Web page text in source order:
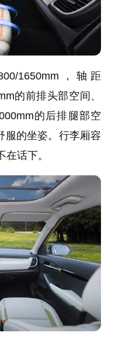
1650mm，轴距
的前排头部空间、
的后排腿部空
服的坐姿。行李厢容
话下。